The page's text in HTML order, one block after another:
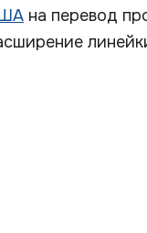
на перевод